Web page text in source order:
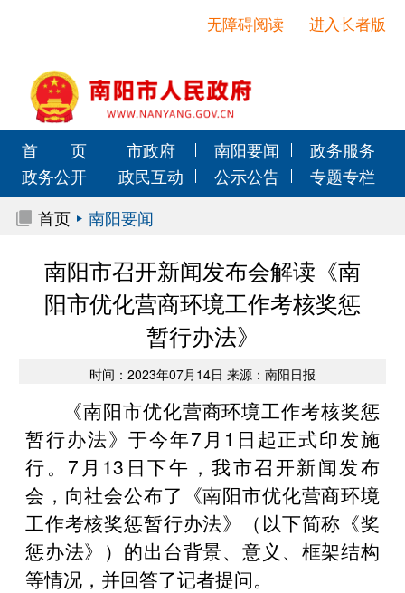
进入长者版
无障碍阅读
首 页 市政府 南阳要闻
政务服务
政务公开
政民互动 公示公告
专题专栏
首页
南阳要闻
南阳市召开新闻发布会解读《南
阳市优化营商环境工作考核奖惩
暂行办法》
时间：2023年07月14日 来源：南阳日报
《南阳市优化营商环境工作考核奖惩
暂行办法》于今年7月1日起正式印发施
行。7月13日下午，我市召开新闻发布
会，向社会公布了《南阳市优化营商环境
工作考核奖惩暂行办法》（以下简称《奖
惩办法》）的出台背景、意义、框架结构
等情况，并回答了记者提问。